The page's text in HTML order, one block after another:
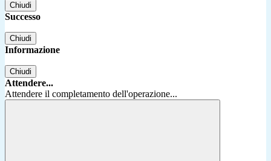
Chiudi
Successo
Chiudi
Informazione
Chiudi
Attendere...
Attendere il completamento dell'operazione...